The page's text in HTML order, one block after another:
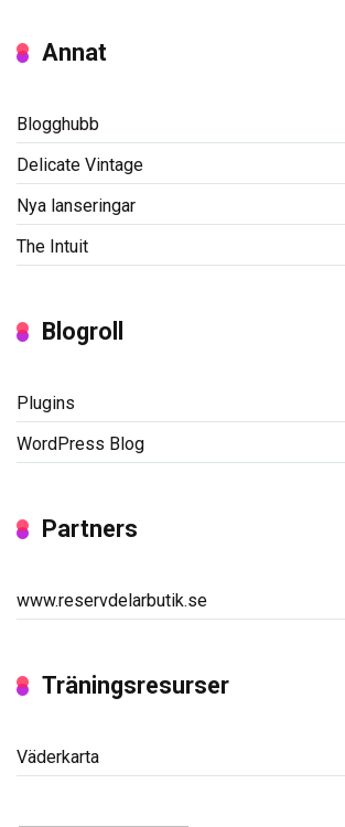
Annat
Blogghubb
Delicate Vintage
Nya lanseringar
The Intuit
Blogroll
Plugins
WordPress Blog
Partners
www.reservdelarbutik.se
Träningsresurser
Väderkarta